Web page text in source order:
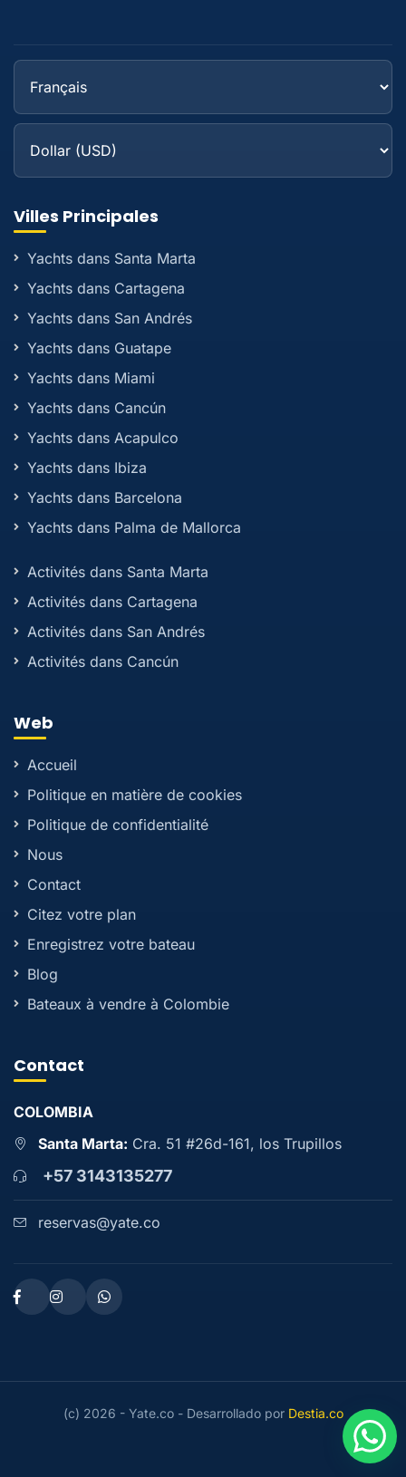
Villes Principales
Yachts dans Santa Marta
Yachts dans Cartagena
Yachts dans San Andrés
Yachts dans Guatape
Yachts dans Miami
Yachts dans Cancún
Yachts dans Acapulco
Yachts dans Ibiza
Yachts dans Barcelona
Yachts dans Palma de Mallorca
Activités dans Santa Marta
Activités dans Cartagena
Activités dans San Andrés
Activités dans Cancún
Web
Accueil
Politique en matière de cookies
Politique de confidentialité
Nous
Contact
Citez votre plan
Enregistrez votre bateau
Blog
Bateaux à vendre à Colombie
Contact
COLOMBIA
Santa Marta: Cra. 51 #26d-161, los Trupillos
+57 3143135277
reservas@yate.co
(c) 2026 - Yate.co - Desarrollado por Destia.co